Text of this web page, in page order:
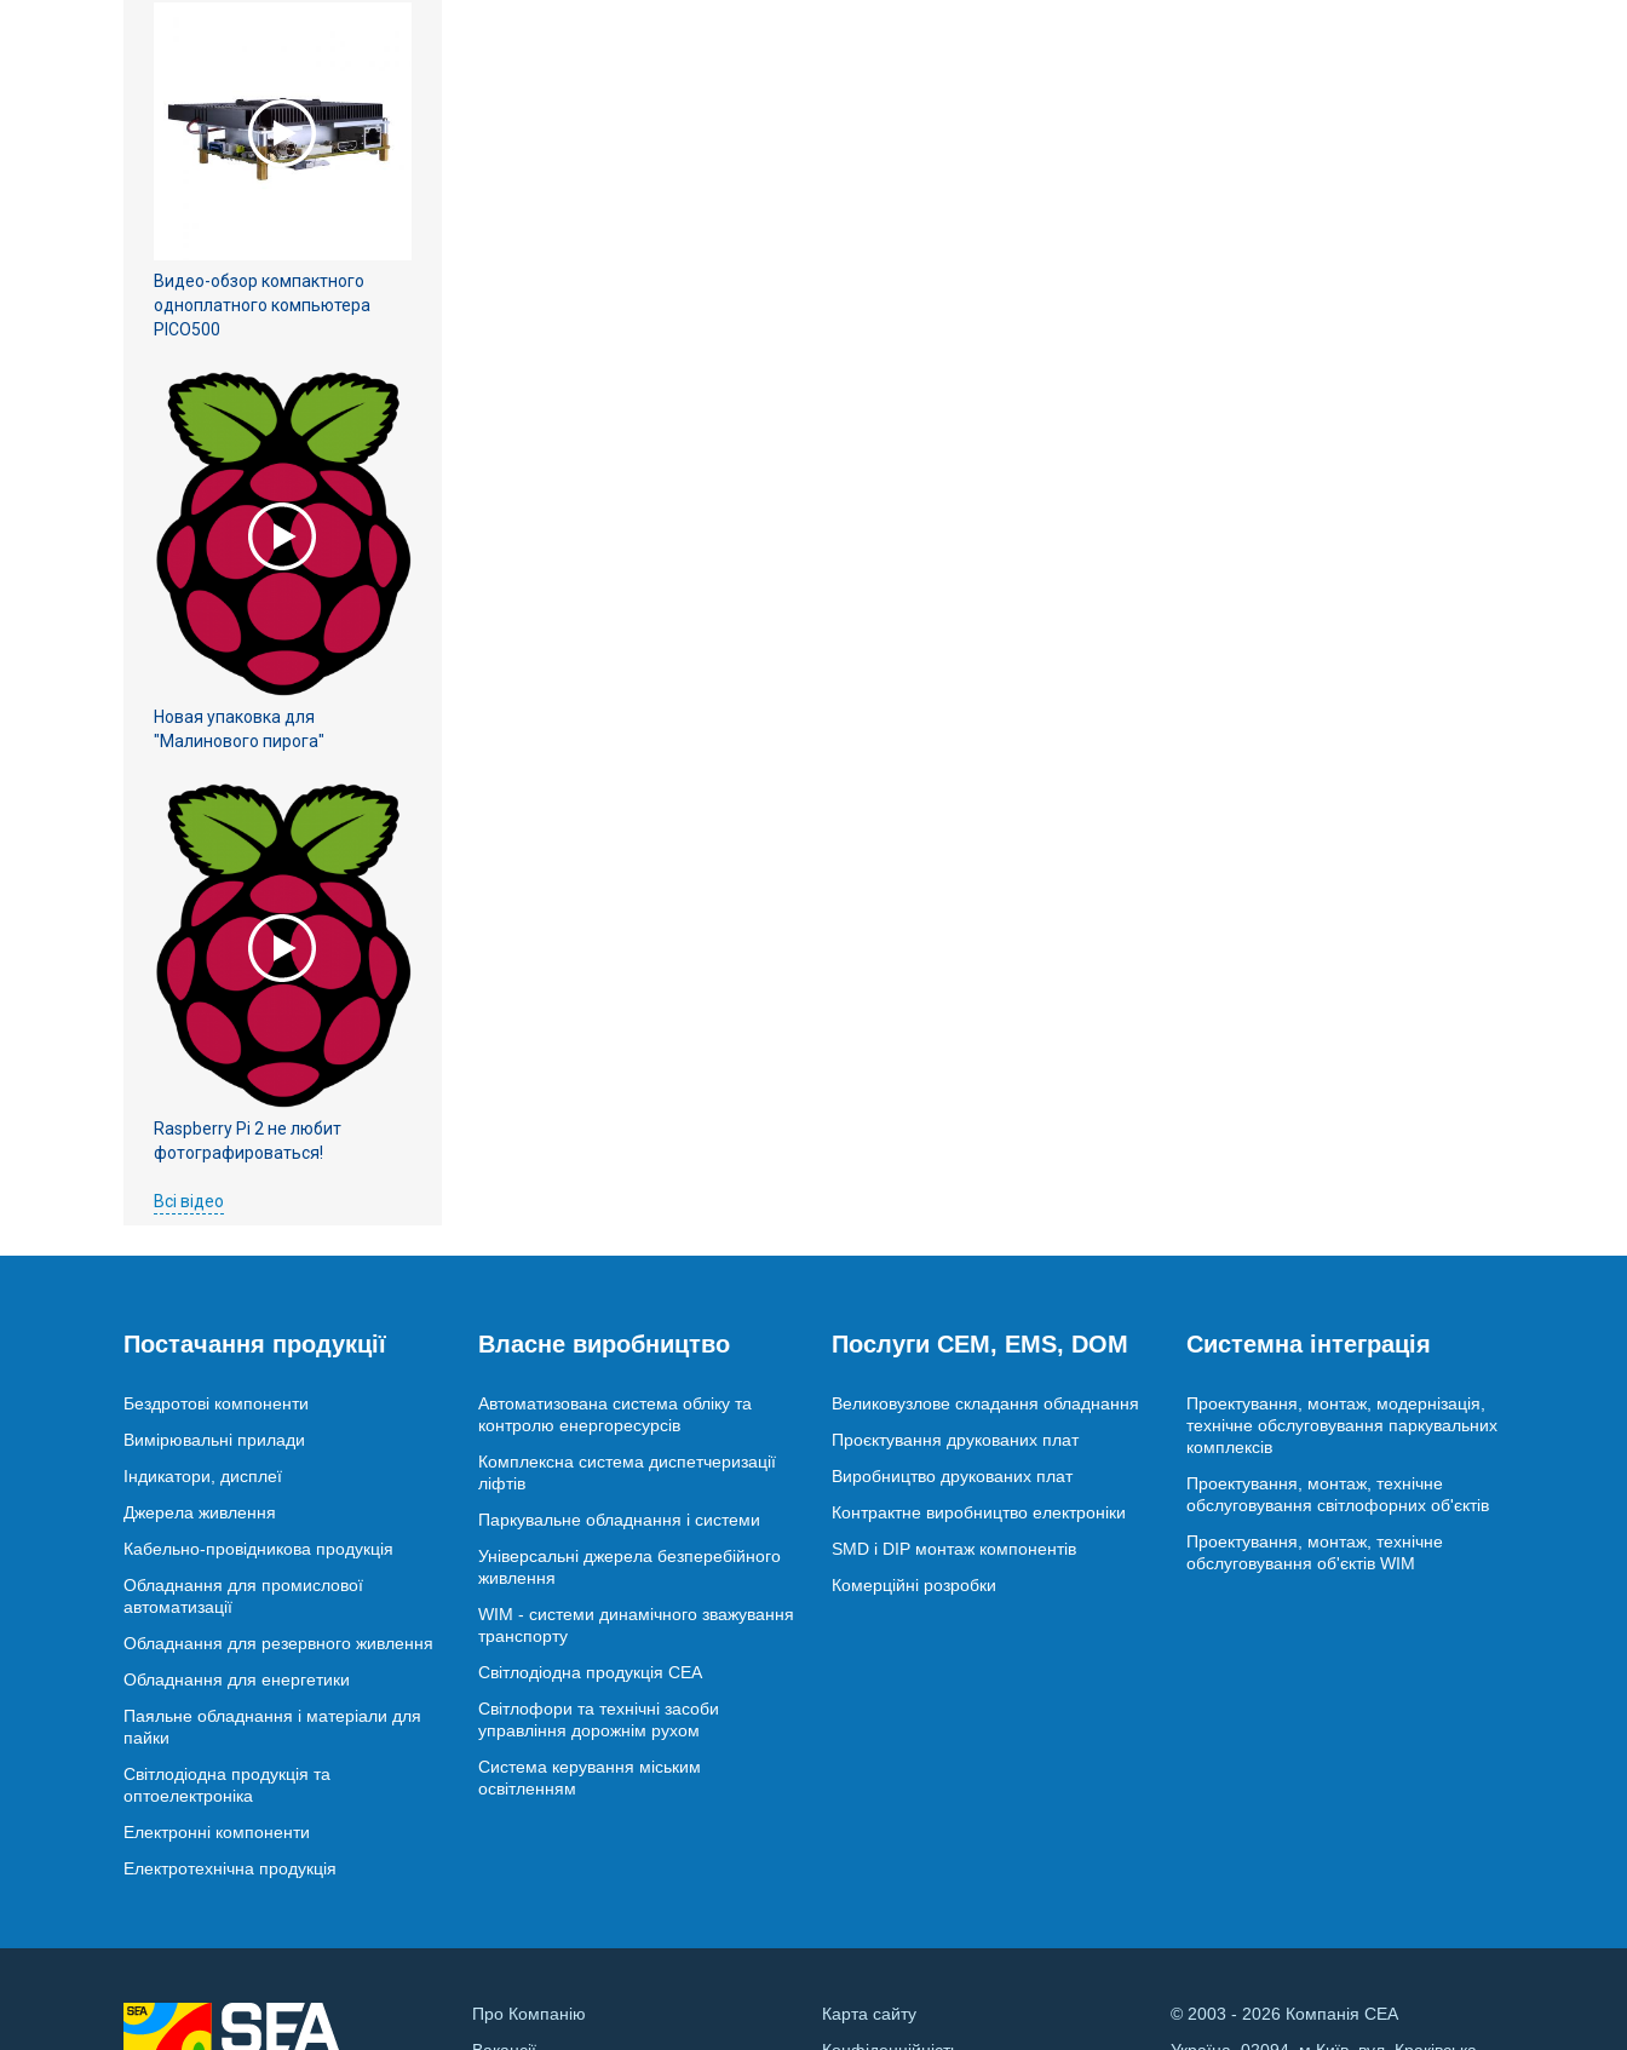
Видео-обзор компактного
одноплатного компьютера
PICO500
Новая упаковка для
"Малинового пирога"
Raspberry Pi 2 не любит
фотографироваться!
Всі відео
Постачання продукції
Бездротові компоненти
Вимірювальні прилади
Індикатори, дисплеї
Джерела живлення
Кабельно-провідникова продукція
Обладнання для промислової
автоматизації
Обладнання для резервного живлення
Обладнання для енергетики
Паяльне обладнання і матеріали для
пайки
Світлодіодна продукція та
оптоелектроніка
Електронні компоненти
Електротехнічна продукція
Власне виробництво
Автоматизована система обліку та
контролю енергоресурсів
Комплексна система диспетчеризації
ліфтів
Паркувальне обладнання і системи
Універсальні джерела безперебійного
живлення
WIM - системи динамічного зважування
транспорту
Світлодіодна продукція СЕА
Світлофори та технічні засоби
управління дорожнім рухом
Система керування міським
освітленням
Послуги CEM, EMS, DOM
Великовузлове складання обладнання
Проєктування друкованих плат
Виробництво друкованих плат
Контрактне виробництво електроніки
SMD і DIP монтаж компонентів
Комерційні розробки
Системна інтеграція
Проектування, монтаж, модернізація,
технічне обслуговування паркувальних
комплексів
Проектування, монтаж, технічне
обслуговування світлофорних об'єктів
Проектування, монтаж, технічне
обслуговування об'єктів WIM
Про Компанію
Карта сайту
© 2003 - 2026 Компанія СЕА